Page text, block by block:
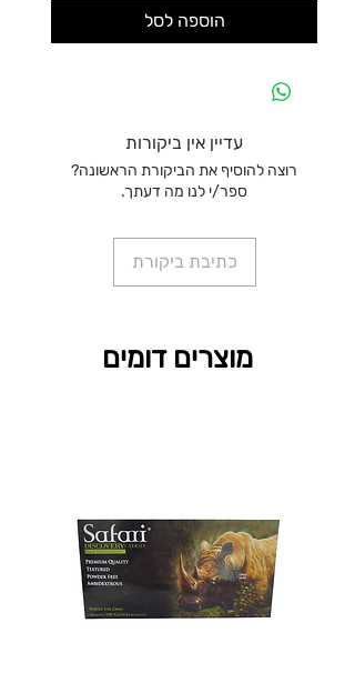
הוספה לסל
עדיין אין ביקורות
רוצה להוסיף את הביקורת הראשונה?
ספר/י לנו מה דעתך.
כתיבת ביקורת
מוצרים דומים